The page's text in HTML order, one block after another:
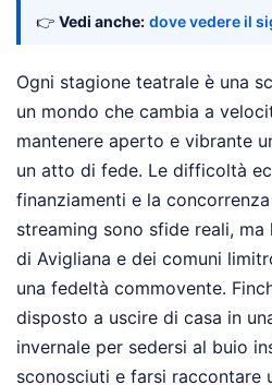
👉 Vedi anche: dove vedere il
Ogni stagione teatrale è una
un mondo che cambia a
mantenere aperto e vibrante
un atto di fede. Le difficoltà
finanziamenti e la
streaming sono sfide reali,
di Avigliana e dei comuni
una fedeltà commovente.
disposto a uscire di casa in
invernale per sedersi al buio
sconosciuti e farsi raccontare